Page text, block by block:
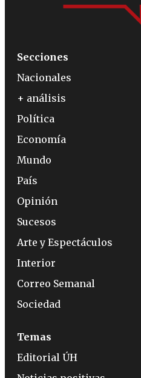
Secciones
Nacionales
+ análisis
Política
Economía
Mundo
País
Opinión
Sucesos
Arte y Espectáculos
Interior
Correo Semanal
Sociedad
Temas
Editorial ÚH